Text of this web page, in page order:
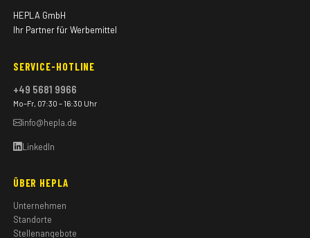
HEPLA GmbH
Ihr Partner für Werbemittel
SERVICE-HOTLINE
+49 5681 9966
Mo–Fr, 07:30 – 16:30 Uhr
info@hepla.de
LinkedIn
ÜBER HEPLA
Unternehmen
Standorte
Stellenangebote